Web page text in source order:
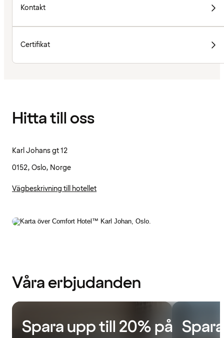
Kontakt
Certifikat
Hitta till oss
Karl Johans gt 12
0152, Oslo, Norge
Vägbeskrivning till hotellet
Våra erbjudanden
Spara upp till 20% på